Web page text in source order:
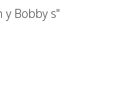
y Bobby s"